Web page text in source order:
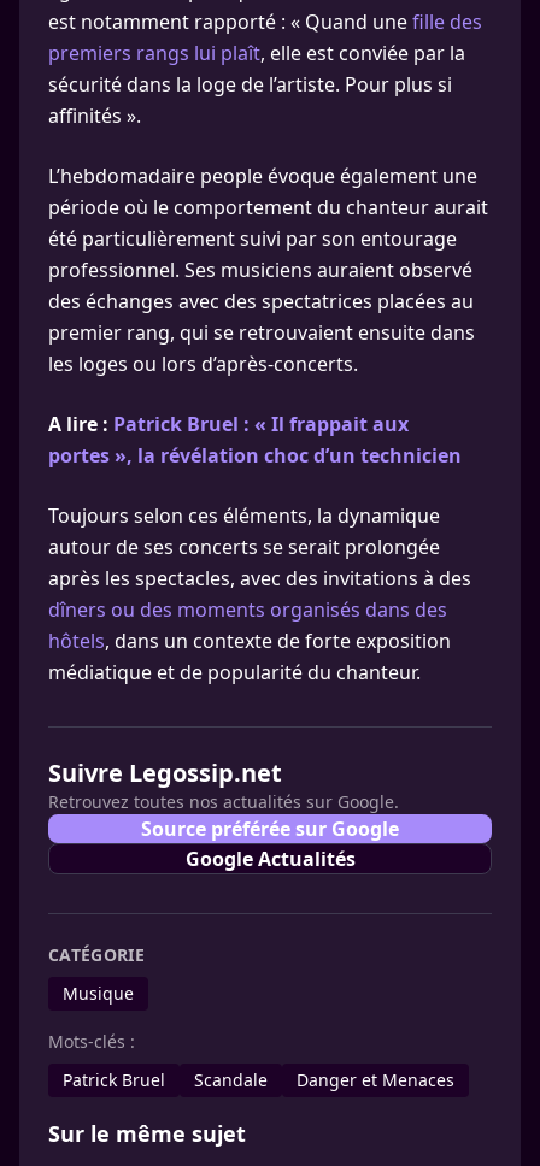
est notamment rapporté : « Quand unefille des
premiers rangs lui plaît, elle est conviée par la
sécurité dans la loge de l’artiste. Pour plus si
affinités ».
L’hebdomadaire people évoque également une
période où le comportement du chanteur aurait
été particulièrement suivi par son entourage
professionnel. Ses musiciens auraient observé
des échanges avec des spectatrices placées au
premier rang, qui se retrouvaient ensuite dans
les loges ou lors d’après-concerts.
A lire : Patrick Bruel : « Il frappait aux
portes », la révélation choc d’un technicien
Toujours selon ces éléments, la dynamique
autour de ses concerts se serait prolongée
après les spectacles, avec des invitations à des
dîners ou des moments organisés dans des
hôtels, dans un contexte de forte exposition
médiatique et de popularité du chanteur.
Suivre Legossip.net
Retrouvez toutes nos actualités sur Google.
Source préférée sur Google
Google Actualités
CATÉGORIE
Musique
Mots-clés :
Patrick Bruel
Scandale Danger et Menaces
Sur le même sujet